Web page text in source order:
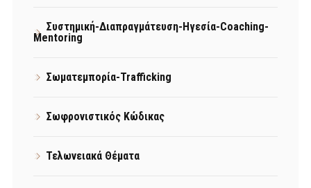
Συστημική-Διαπραγμάτευση-Ηγεσία-Coaching-
Mentoring
Σωματεμπορία-Trafficking
Σωφρονιστικός Κώδικας
Τελωνειακά Θέματα